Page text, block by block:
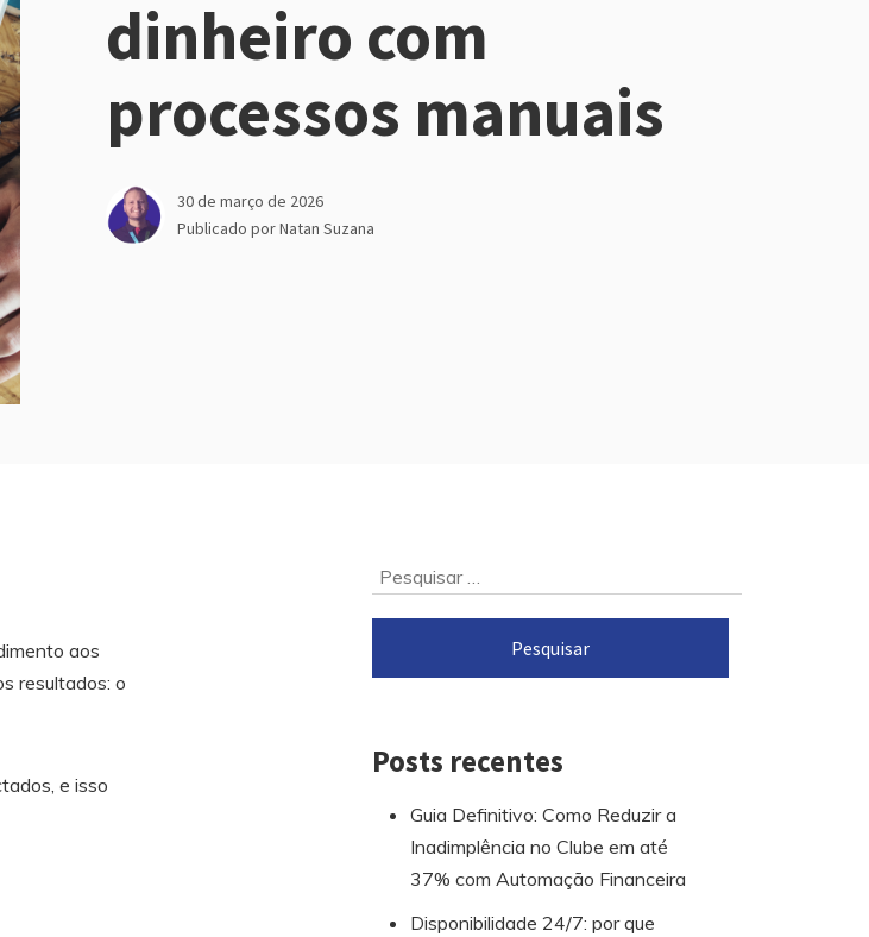
dinheiro com
processos manuais
30 de março de 2026
Publicado porNatan Suzana
aos
resultados: o
e isso
Pesquisar
Posts recentes
Guia Definitivo: Como Reduzir a
Inadimplência no Clube em até
37% com Automação Financeira
Disponibilidade 24/7: por que